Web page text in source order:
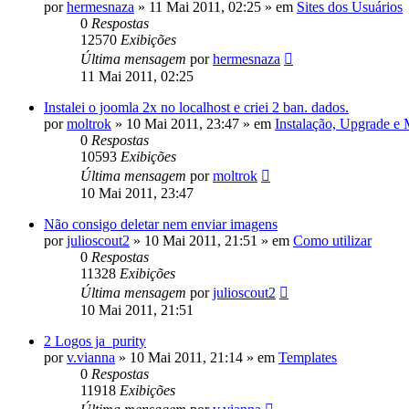
porhermesnaza » 11 Mai 2011, 02:25 » em Sites dos Usuários
0 Respostas
12570 Exibições
Última mensagem porhermesnaza
11 Mai 2011, 02:25
Instalei o joomla 2x no localhost e criei 2 ban. dados.
pormoltrok » 10 Mai 2011, 23:47 » em Instalação, Upgrade e
0 Respostas
10593 Exibições
Última mensagem pormoltrok
10 Mai 2011, 23:47
Não consigo deletar nem enviar imagens
porjulioscout2 » 10 Mai 2011, 21:51 » em Como utilizar
0 Respostas
11328 Exibições
Última mensagem porjulioscout2
10 Mai 2011, 21:51
2 Logos ja_purity
porv.vianna » 10 Mai 2011, 21:14 » em Templates
0 Respostas
11918 Exibições